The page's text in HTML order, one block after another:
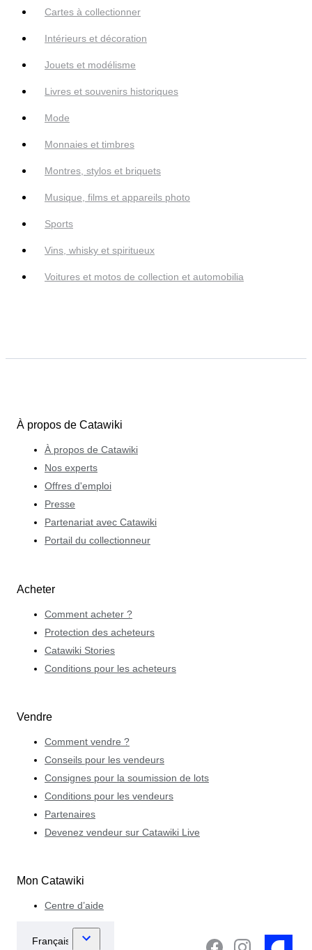
Cartes à collectionner
Intérieurs et décoration
Jouets et modélisme
Livres et souvenirs historiques
Mode
Monnaies et timbres
Montres, stylos et briquets
Musique, films et appareils photo
Sports
Vins, whisky et spiritueux
Voitures et motos de collection et automobilia
À propos de Catawiki
À propos de Catawiki
Nos experts
Offres d'emploi
Presse
Partenariat avec Catawiki
Portail du collectionneur
Acheter
Comment acheter ?
Protection des acheteurs
Catawiki Stories
Conditions pour les acheteurs
Vendre
Comment vendre ?
Conseils pour les vendeurs
Consignes pour la soumission de lots
Conditions pour les vendeurs
Partenaires
Devenez vendeur sur Catawiki Live
Mon Catawiki
Centre d’aide